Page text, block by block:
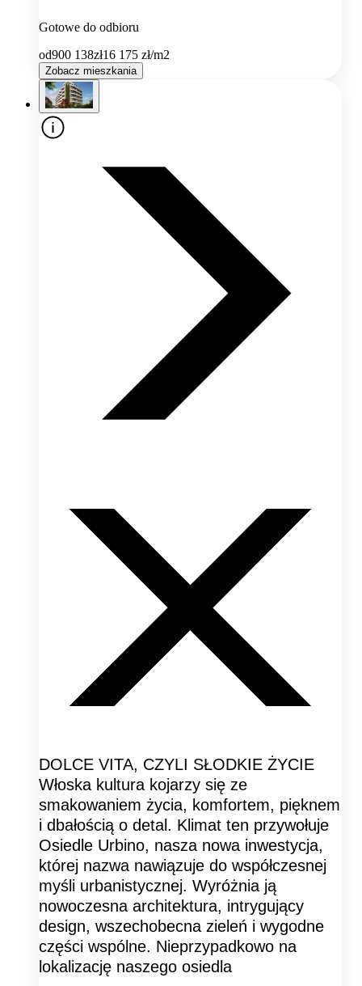
Gotowe do odbioru
od900 138zł16 175 zł/m2
Zobacz mieszkania
DOLCE VITA, CZYLI SŁODKIE ŻYCIE
Włoska kultura kojarzy się ze
smakowaniem życia, komfortem, pięknem
i dbałością o detal. Klimat ten przywołuje
Osiedle Urbino, nasza nowa inwestycja,
której nazwa nawiązuje do współczesnej
myśli urbanistycznej. Wyróżnia ją
nowoczesna architektura, intrygujący
design, wszechobecna zieleń i wygodne
części wspólne. Nieprzypadkowo na
lokalizację naszego osiedla